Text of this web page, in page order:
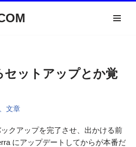
セットアップとか覚
文章
クアップを完了させ、出かける前
にアップデートしてからが本番だ